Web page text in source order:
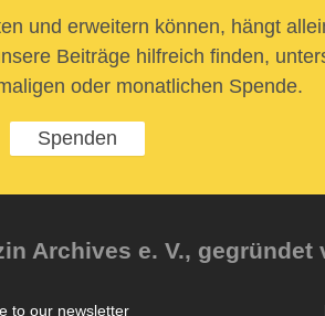
und erweitern können, hängt
Beiträge hilfreich finden,
oder monatlichen Spende.
Spenden
Archives e. V., gegründet
to our newsletter